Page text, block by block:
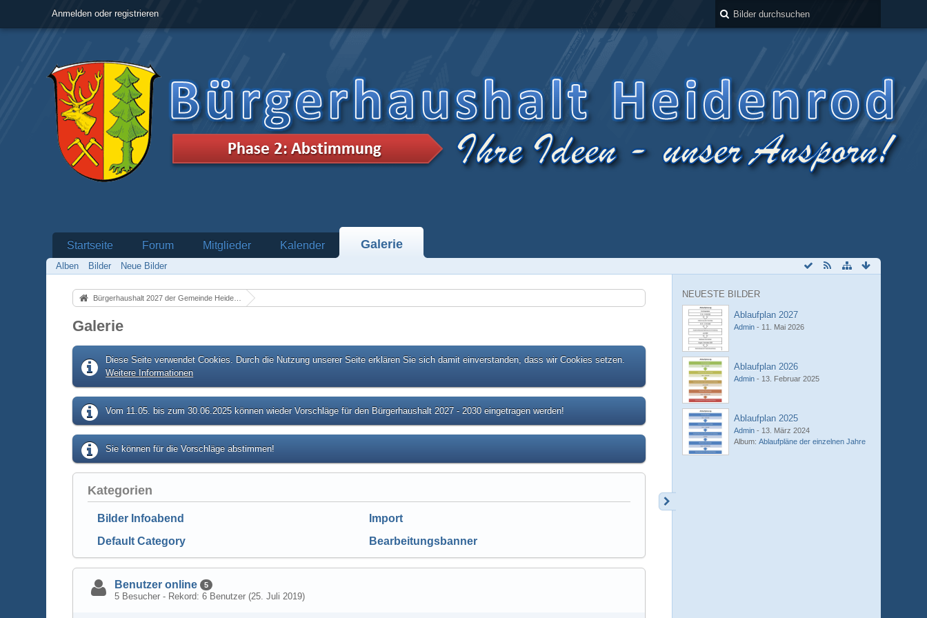
Anmelden oder registrieren
Startseite Forum Mitglieder Kalender Galerie
Alben Bilder Neue Bilder
Bürgerhaushalt 2027 der Gemeinde Heidenrod
Galerie
Diese Seite verwendet Cookies. Durch die Nutzung unserer Seite erklären Sie sich damit einverstanden, dass wir Cookies setzen.
Weitere Informationen
Vom 11.05. bis zum 30.06.2025 können wieder Vorschläge für den Bürgerhaushalt 2027 - 2030 eingetragen werden!
Sie können für die Vorschläge abstimmen!
Kategorien
Bilder Infoabend
Import
Default Category
Bearbeitungsbanner
Benutzer online 5
5 Besucher - Rekord: 6 Benutzer (25. Juli 2019)
NEUESTE BILDER
Ablaufplan 2027
Admin - 11. Mai 2026
Ablaufplan 2026
Admin - 13. Februar 2025
Ablaufplan 2025
Admin - 13. März 2024
Album:Ablaufpläne der einzelnen Jahre